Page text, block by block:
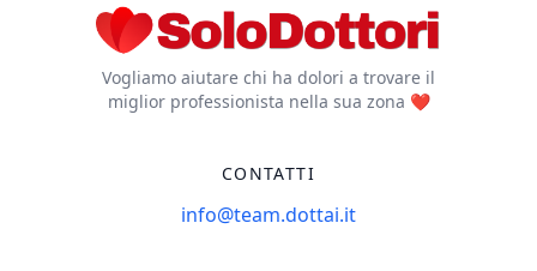
Vogliamo aiutare chi ha dolori a trovare il
miglior professionista nella sua zona ❤️
CONTATTI
info@team.dottai.it